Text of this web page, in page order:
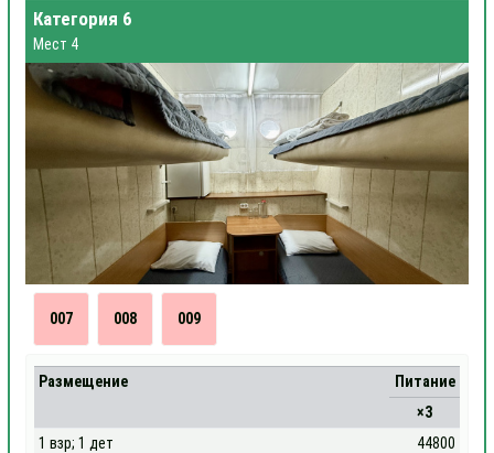
Категория 6
Мест 4
007 008 009
Размещение
Питание
×3
1 взр; 1 дет
44800